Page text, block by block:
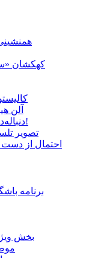
کهکشان
آلن
دنباله‌دار 220 مکنات 8000 برابر درخشان شد!
تصویر
احتمال از
برنامه
بخش